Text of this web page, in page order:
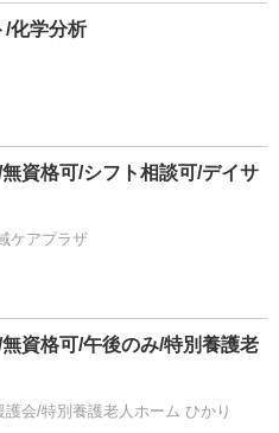
/化学分析
資格可/シフト相談可/デイサ
ケアプラザ
資格可/午後のみ/特別養護老
会/特別養護老人ホーム ひかり